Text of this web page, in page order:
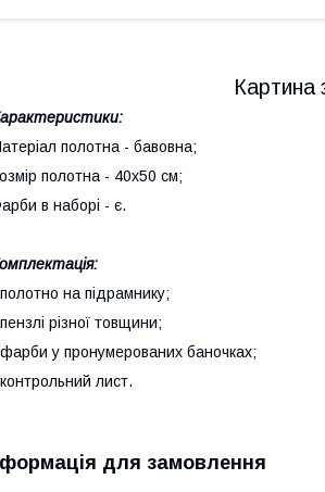
Картина
полотна - бавовна;
полотна - 40х50 см;
в наборі - є.
на підрамнику;
різної товщини;
у пронумерованих баночках;
лист.
для замовлення